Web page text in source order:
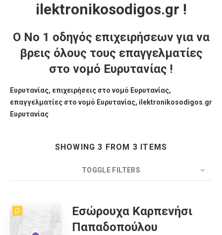
ilektronikosodigos.gr !
Ο Νο 1 οδηγός επιχειρήσεων για να
βρεις όλους τους επαγγελματίες
στο νομό Ευρυτανίας !
Ευρυτανίας, επιχειρήσεις στο νομό Ευρυτανίας,
επαγγελματίες στο νομό Ευρυτανίας, ilektronikosodigos.gr
Ευρυτανίας
SHOWING 3 FROM 3 ITEMS
TOGGLE FILTERS
COUNT SORT BY
Εσώρουχα Καρπενήσι
Παπαδοπούλου